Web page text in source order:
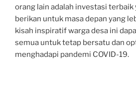
orang lain adalah investasi terbaik
berikan untuk masa depan yang
kisah inspiratif warga desa ini
semua untuk tetap bersatu dan
menghadapi pandemi COVID-19.